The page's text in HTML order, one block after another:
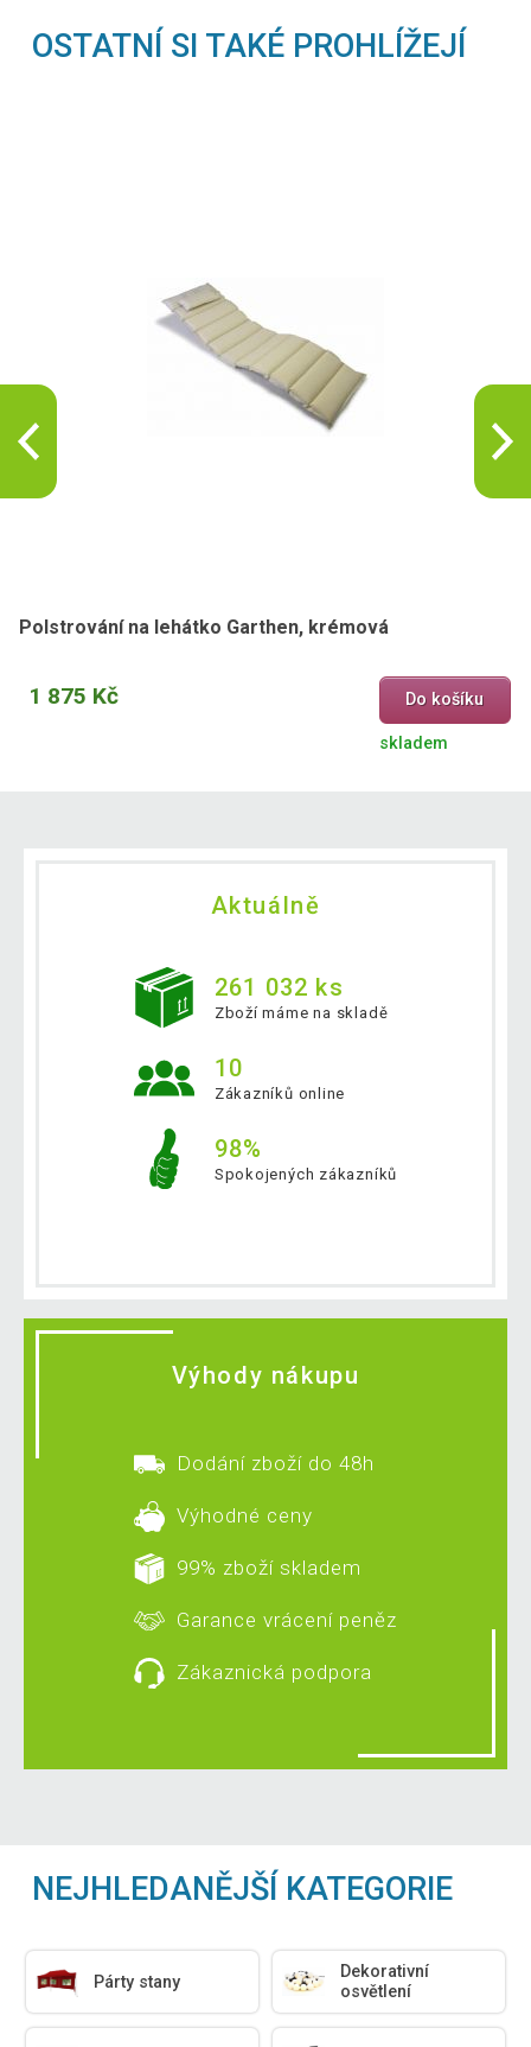
OSTATNÍ SI TAKÉ PROHLÍŽEJÍ
Polstrování na lehátko Garthen, krémová
1 875 Kč Do košíku
skladem
Aktuálně
261 032 ks
Zboží máme na skladě
10
Zákazníků online
98%
Spokojených zákazníků
Výhody nákupu
Dodání zboží do 48h
Výhodné ceny
99% zboží skladem
Garance vrácení peněz
Zákaznická podpora
NEJHLEDANĚJŠÍ KATEGORIE
Párty stany
Dekorativní
osvětlení